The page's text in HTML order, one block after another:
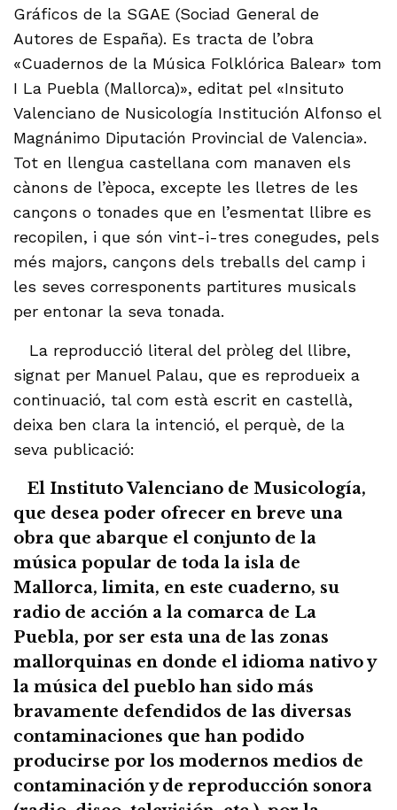
Gráficos de la SGAE (Sociad General de
Autores de España). Es tracta de l’obra
«Cuadernos de la Música Folklórica Balear» tom
I La Puebla (Mallorca)», editat pel «Insituto
Valenciano de Nusicología Institución Alfonso el
Magnánimo Diputación Provincial de Valencia».
Tot en llengua castellana com manaven els
cànons de l’època, excepte les lletres de les
cançons o tonades que en l’esmentat llibre es
recopilen, i que són vint-i-tres conegudes, pels
més majors, cançons dels treballs del camp i
les seves corresponents partitures musicals
per entonar la seva tonada.
La reproducció literal del pròleg del llibre,
signat per Manuel Palau, que es reprodueix a
continuació, tal com està escrit en castellà,
deixa ben clara la intenció, el perquè, de la
seva publicació:
El Instituto Valenciano de Musicología,
que desea poder ofrecer en breve una
obra que abarque el conjunto de la
música popular de toda la isla de
Mallorca, limita, en este cuaderno, su
radio de acción a la comarca de La
Puebla, por ser esta una de las zonas
mallorquinas en donde el idioma nativo y
la música del pueblo han sido más
bravamente defendidos de las diversas
contaminaciones que han podido
producirse por los modernos medios de
contaminación y de reproducción sonora